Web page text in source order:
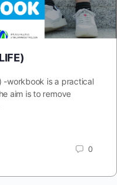
-workbook is a practical
aim is to remove
0